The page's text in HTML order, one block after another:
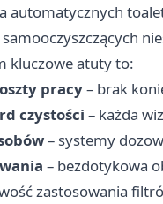
automatycznych
kluczowe atuty to:
pracy– brak
czystości – każda
– systemy
– bezdotykowa
zastosowania